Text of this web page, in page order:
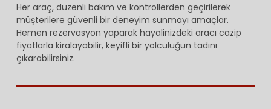
Her araç, düzenli bakım ve kontrollerden geçirilerek
müşterilere güvenli bir deneyim sunmayı amaçlar.
Hemen rezervasyon yaparak hayalinizdeki aracı cazip
fiyatlarla kiralayabilir, keyifli bir yolculuğun tadını
çıkarabilirsiniz.